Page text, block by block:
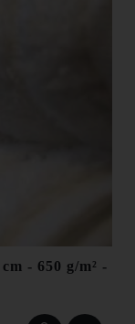
- 650 g/m² -